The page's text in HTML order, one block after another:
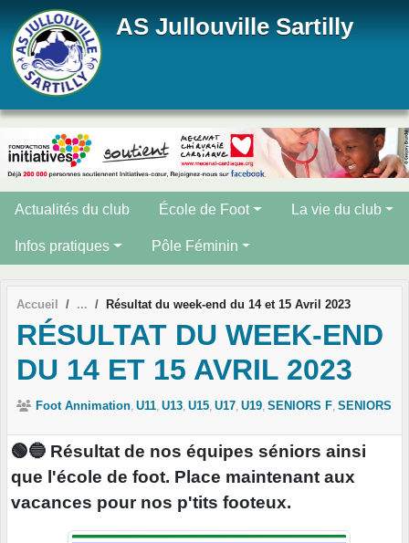
AS Jullouville Sartilly
Actualités du club École de Foot La vie du club
Infos pratiques Pôle Féminin
Accueil Résultat du week-end du 14 et 15 Avril 2023
RÉSULTAT DU WEEK-END
DU 14 ET 15 AVRIL 2023
Foot Annimation U11 U13 U15 U17 U19 SENIORS F SENIORS
🟢🔵 Résultat de nos équipes séniors ainsi
que l'école de foot. Place maintenant aux
vacances pour nos p'tits footeux.
Panneau de gestion des cookies